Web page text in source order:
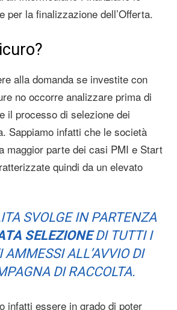
per la finalizzazione dell’Offerta.
alla domanda se investite con
no occorre analizzare prima di
il processo di selezione dei
Sappiamo infatti che le società
maggior parte dei casi PMI e Start
quindi da un elevato
SVOLGE IN PARTENZA
SELEZIONEDI TUTTI I
AMMESSI ALL’AVVIO DI
DI RACCOLTA.
infatti essere in grado di poter